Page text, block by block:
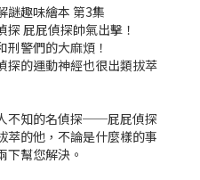
謎趣味繪本 第3集
屁屁偵探帥氣出擊！
警們的大麻煩！
探的運動神經也很出類拔萃
不知的名偵探──屁屁偵探
的他，不論是什麼樣的事
下幫您解決。